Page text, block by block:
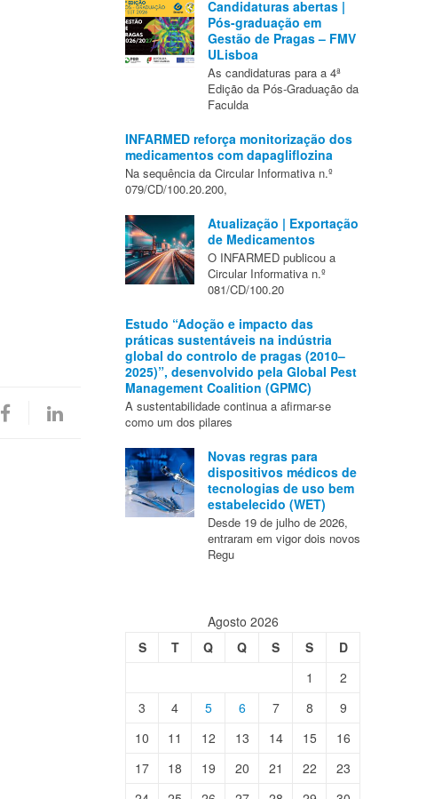
Candidaturas abertas |
Pós-graduação em
Gestão de Pragas – FMV
ULisboa
As candidaturas para a 4ª
Edição da Pós-Graduação da
Faculda
INFARMED reforça monitorização dos
medicamentos com dapagliflozina
Na sequência da Circular Informativa n.º
079/CD/100.20.200,
Atualização | Exportação
de Medicamentos
O INFARMED publicou a
Circular Informativa n.º
081/CD/100.20
Estudo “Adoção e impacto das
práticas sustentáveis na indústria
global do controlo de pragas (2010–
2025)”, desenvolvido pela Global Pest
Management Coalition (GPMC)
A sustentabilidade continua a afirmar-se
como um dos pilares
Novas regras para
dispositivos médicos de
tecnologias de uso bem
estabelecido (WET)
Desde 19 de julho de 2026,
entraram em vigor dois novos
Regu
Agosto 2026
S
T Q Q S S
D
1
2
3
4 5 6 7 8
9
10
11 12 13 14 15
16
17
18 19 20 21 22
23